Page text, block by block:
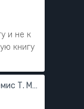
и не к
книгу
Покоривший СТЕНУ - Артемис Т. Мантикор